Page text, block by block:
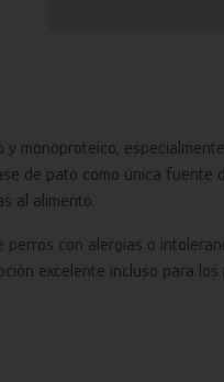
y monoproteico,
de pato como única fuente
al alimento.
con alergias o
excelente incluso para los